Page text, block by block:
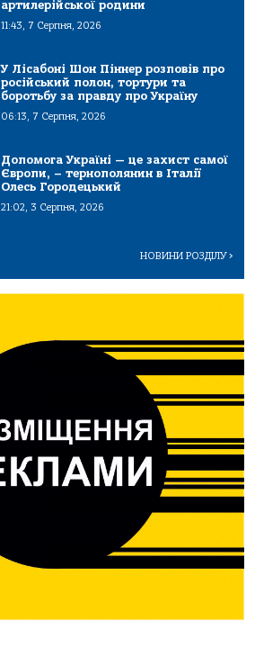
артилерійської родини
11:43, 7 Серпня, 2026
У Лісабоні Шон Піннер розповів про
російський полон, тортури та
боротьбу за правду про Україну
06:13, 7 Серпня, 2026
Допомога Україні — це захист самої
Європи, – тернополянин в Італії
Олесь Городецький
21:02, 3 Серпня, 2026
НОВИНИ РОЗДІЛУ>